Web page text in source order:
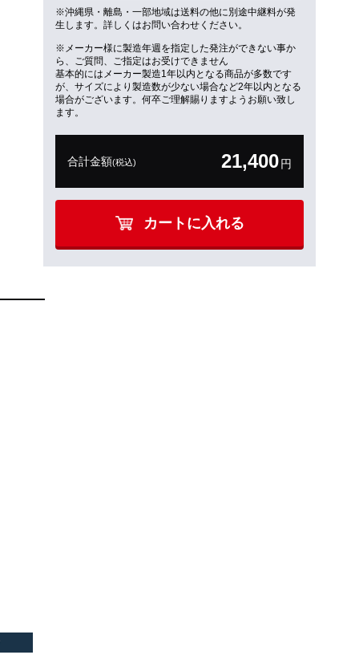
※沖縄県・離島・一部地域は送料の他に別途中継料が発
生します。詳しくはお問い合わせください。
※メーカー様に製造年週を指定した発注ができない事か
ら、ご質問、ご指定はお受けできません
基本的にはメーカー製造1年以内となる商品が多数です
が、サイズにより製造数が少ない場合など2年以内となる
場合がございます。何卒ご理解賜りますようお願い致し
ます。
合計金額(税込) 21,400円
カートに入れる